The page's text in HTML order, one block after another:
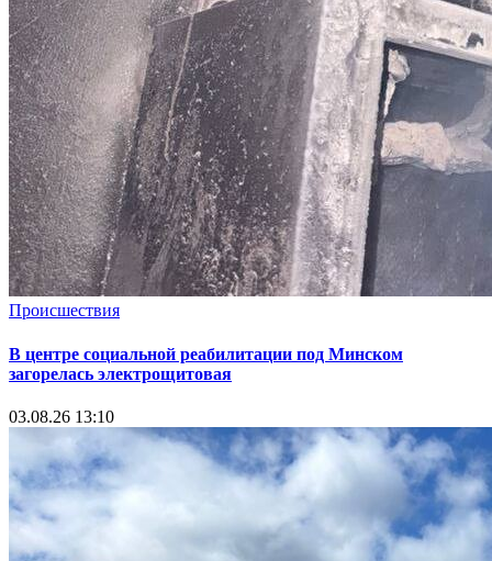
Происшествия
В центре социальной реабилитации под Минском
загорелась электрощитовая
03.08.26 13:10